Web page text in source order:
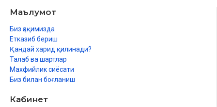
Маълумот
Биз ҳақимизда
Етказиб бериш
Қандай харид қилинади?
Талаб ва шартлар
Махфийлик сиёсати
Биз билан боғланиш
Кабинет